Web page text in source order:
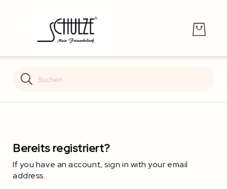
Search
Search
Bereits registriert?
If you have an account, sign in with your email
address.